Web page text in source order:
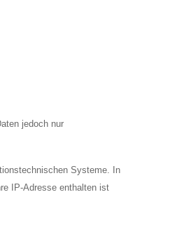
jedoch nur
Systeme. In
IP-Adresse enthalten ist